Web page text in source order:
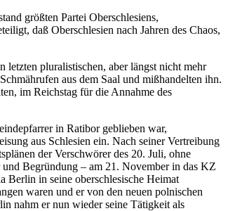
größten Partei Oberschlesiens,
daß Oberschlesien nach Jahren des Chaos,
pluralistischen, aber längst nicht mehr
aus dem Saal und mißhandelten ihn.
im Reichstag für die Annahme des
in Ratibor geblieben war,
aus Schlesien ein. Nach seiner Vertreibung
der Verschwörer des 20. Juli, ohne
Begründung – am 21. November in das KZ
Berlin in seine oberschlesische Heimat
waren und er von den neuen polnischen
nahm er nun wieder seine Tätigkeit als